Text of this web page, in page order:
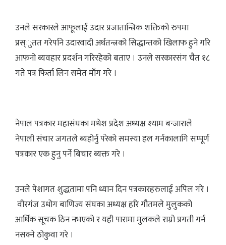
उनले सरकारले आफूलाई उदार प्रजातान्त्रिक शक्तिको रुपमा
प्रस्ुतत गरेपनि उदारवादी अर्थतन्त्रको सिद्धान्तको खिलाफ हुने गरि
आफनो ब्यवहार प्रदर्शन गरिरहेको बताए । उनले सरकारसंग चैत १८
गते पत्र फिर्ता लिन समेत माँग गरे ।
नेपाल पत्रकार महासंघका मधेश प्रदेश अध्यक्ष श्याम बन्जाराले
नेपाली संचार जगतले ब्यहोर्नु परेको समस्या हल गर्नकालागि सम्पूर्ण
पत्रकार एक हुनु पर्ने बिचार ब्यक्त गरे ।
उनले पेशागत शुद्धतामा पनि ध्यान दिन पत्रकारहरुलाई अपिल गरे ।
वीरगंज उधोग बाणिज्य संघका अध्यक्ष हरि गौतमले मुलुकको
आर्थिक सूचक ठिन नभएको र यही पारामा मुलकले राम्रो प्रगती गर्न
नसक्ने ठोकुवा गरे ।